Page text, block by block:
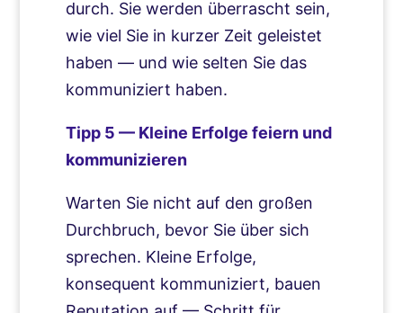
durch. Sie werden überrascht sein,
wie viel Sie in kurzer Zeit geleistet
haben — und wie selten Sie das
kommuniziert haben.
Tipp 5 — Kleine Erfolge feiern und
kommunizieren
Warten Sie nicht auf den großen
Durchbruch, bevor Sie über sich
sprechen. Kleine Erfolge,
konsequent kommuniziert, bauen